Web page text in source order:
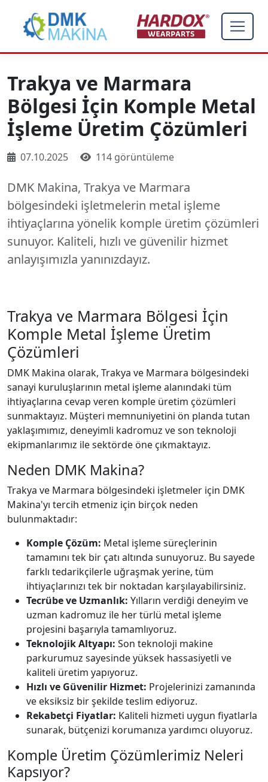
Trakya ve Marmara
Bölgesi İçin Komple Metal
İşleme Üretim Çözümleri
07.10.2025 114 görüntüleme
DMK Makina, Trakya ve Marmara
bölgesindeki işletmelerin metal işleme
ihtiyaçlarına yönelik komple üretim çözümleri
sunuyor. Kaliteli, hızlı ve güvenilir hizmet
anlayışımızla yanınızdayız.
Trakya ve Marmara Bölgesi İçin
Komple Metal İşleme Üretim
Çözümleri
DMK Makina olarak, Trakya ve Marmara bölgesindeki
sanayi kuruluşlarının metal işleme alanındaki tüm
ihtiyaçlarına cevap veren komple üretim çözümleri
sunmaktayız. Müşteri memnuniyetini ön planda tutan
yaklaşımımız, deneyimli kadromuz ve son teknoloji
ekipmanlarımız ile sektörde öne çıkmaktayız.
Neden DMK Makina?
Trakya ve Marmara bölgesindeki işletmeler için DMK
Makina'yı tercih etmeniz için birçok neden
bulunmaktadır:
Komple Çözüm: Metal işleme süreçlerinin
tamamını tek bir çatı altında sunuyoruz. Bu sayede
farklı tedarikçilerle uğraşmak yerine, tüm
ihtiyaçlarınızı tek bir noktadan karşılayabilirsiniz.
Tecrübe ve Uzmanlık: Yılların verdiği deneyim ve
uzman kadromuz ile her türlü metal işleme
projesini başarıyla tamamlıyoruz.
Teknolojik Altyapı: Son teknoloji makine
parkurumuz sayesinde yüksek hassasiyetli ve
kaliteli üretim yapıyoruz.
Hızlı ve Güvenilir Hizmet: Projelerinizi zamanında
ve eksiksiz bir şekilde teslim ediyoruz.
Rekabetçi Fiyatlar: Kaliteli hizmeti uygun fiyatlarla
sunarak, bütçenizi korumanıza yardımcı oluyoruz.
Komple Üretim Çözümlerimiz Neleri
Kapsıyor?